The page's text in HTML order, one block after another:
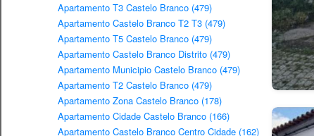
Apartamento T3 Castelo Branco (479)
Apartamento Castelo Branco T2 T3 (479)
Apartamento T5 Castelo Branco (479)
Apartamento Castelo Branco Distrito (479)
Apartamento Municipio Castelo Branco (479)
Apartamento T2 Castelo Branco (479)
Apartamento Zona Castelo Branco (178)
Apartamento Cidade Castelo Branco (166)
Apartamento Castelo Branco Centro Cidade (162)